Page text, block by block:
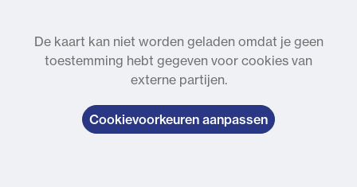
De kaart kan niet worden geladen omdat je geen
toestemming hebt gegeven voor cookies van
externe partijen.
Cookievoorkeuren aanpassen